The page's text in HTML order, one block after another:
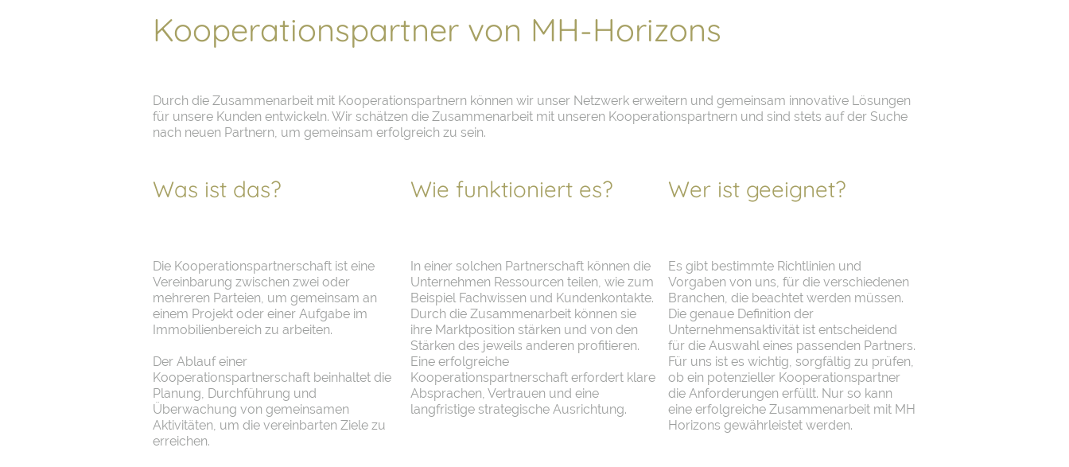
Kooperationspartner von MH-Horizons
Durch die Zusammenarbeit mit Kooperationspartnern können wir unser Netzwerk erweitern und gemeinsam innovative Lösungen
für unsere Kunden entwickeln. Wir schätzen die Zusammenarbeit mit unseren Kooperationspartnern und sind stets auf der Suche
nach neuen Partnern, um gemeinsam erfolgreich zu sein.
Was ist das?
Die Kooperationspartnerschaft ist eine
Vereinbarung zwischen zwei oder
mehreren Parteien, um gemeinsam an
einem Projekt oder einer Aufgabe im
Immobilienbereich zu arbeiten.
Der Ablauf einer
Kooperationspartnerschaft beinhaltet die
Planung, Durchführung und
Überwachung von gemeinsamen
Aktivitäten, um die vereinbarten Ziele zu
erreichen.
Wie funktioniert es?
In einer solchen Partnerschaft können die
Unternehmen Ressourcen teilen, wie zum
Beispiel Fachwissen und Kundenkontakte.
Durch die Zusammenarbeit können sie
ihre Marktposition stärken und von den
Stärken des jeweils anderen profitieren.
Eine erfolgreiche
Kooperationspartnerschaft erfordert klare
Absprachen, Vertrauen und eine
langfristige strategische Ausrichtung.
Wer ist geeignet?
Es gibt bestimmte Richtlinien und
Vorgaben von uns, für die verschiedenen
Branchen, die beachtet werden müssen.
Die genaue Definition der
Unternehmensaktivität ist entscheidend
für die Auswahl eines passenden Partners.
Für uns ist es wichtig, sorgfältig zu prüfen,
ob ein potenzieller Kooperationspartner
die Anforderungen erfüllt. Nur so kann
eine erfolgreiche Zusammenarbeit mit MH
Horizons gewährleistet werden.